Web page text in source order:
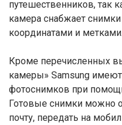
путешественников, так
камера снабжает
координатами и метками.
Кроме перечисленных
камеры» Samsung
фотоснимков при
Готовые снимки можно
почту, передать на